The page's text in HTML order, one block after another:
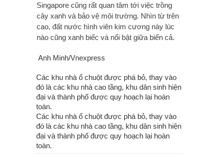
Singapore cũng rất quan tâm tới việc trồng
cây xanh và bảo vệ môi trường. Nhìn từ trên
cao, đất nước hình viên kim cương này lúc
nào cũng xanh biếc và nổi bật giữa biển cả.
Anh Minh/Vnexpress
Các khu nhà ổ chuột được phá bỏ, thay vào
đó là các khu nhà cao tầng, khu dân sinh hiện
đại và thành phố được quy hoạch lại hoàn
toàn.
Các khu nhà ổ chuột được phá bỏ, thay vào
đó là các khu nhà cao tầng, khu dân sinh hiện
đại và thành phố được quy hoạch lại hoàn
toàn.